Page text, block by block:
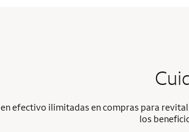
efectivo ilimitadas en compras para
los